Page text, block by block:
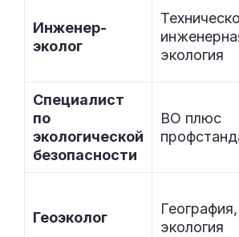
Инженер-
эколог
экология
Специалист
по
экологической
безопасности
ВО плюс
Геоэколог
экология